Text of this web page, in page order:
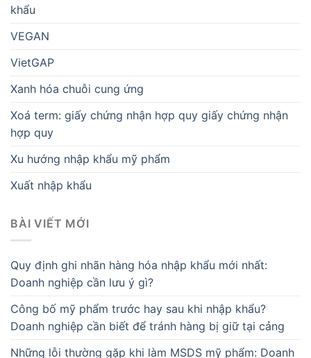
khẩu
VEGAN
VietGAP
Xanh hóa chuỗi cung ứng
Xoá term: giấy chứng nhận hợp quy giấy chứng nhận
hợp quy
Xu hướng nhập khẩu mỹ phẩm
Xuất nhập khẩu
BÀI VIẾT MỚI
Quy định ghi nhãn hàng hóa nhập khẩu mới nhất:
Doanh nghiệp cần lưu ý gì?
Công bố mỹ phẩm trước hay sau khi nhập khẩu?
Doanh nghiệp cần biết để tránh hàng bị giữ tại cảng
Những lỗi thường gặp khi làm MSDS mỹ phẩm: Doanh